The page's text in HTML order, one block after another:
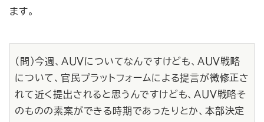
ます。
（問）今週、ＡＵＶについてなんですけども、ＡＵＶ戦略
について、官民プラットフォームによる提言が微修正さ
れて近く提出されると思うんですけども、ＡＵＶ戦略そ
のものの素案ができる時期であったりとか、本部決定